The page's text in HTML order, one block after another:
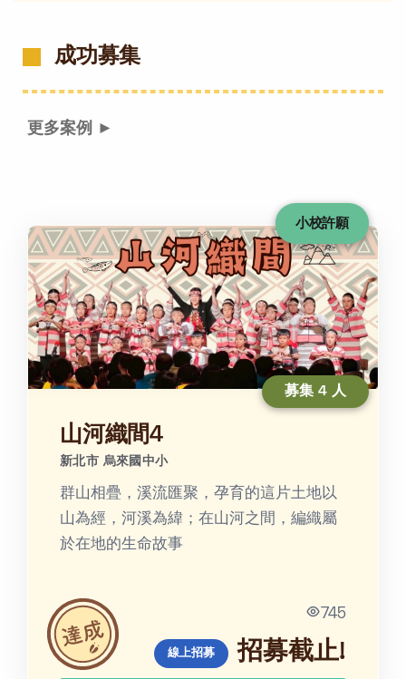
成功募集
更多案例 ►
小校許願
募集 4 人
山河織間4
新北市 烏來國中小
群山相疊，溪流匯聚，孕育的這片土地以
山為經，河溪為緯；在山河之間，編織屬
於在地的生命故事
745
線上招募 招募截止!